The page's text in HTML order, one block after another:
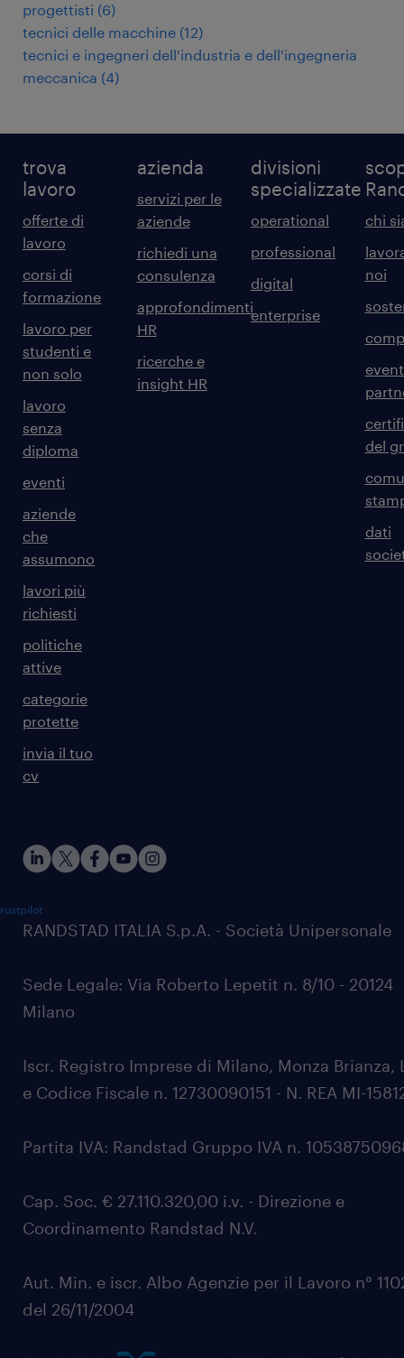
progettisti (6)
tecnici delle macchine (12)
tecnici e ingegneri dell'industria e dell'ingegneria
meccanica (4)
trova
lavoro
offerte di
lavoro
corsi di
formazione
lavoro per
studenti e
non solo
lavoro
senza
diploma
eventi
aziende
che
assumono
lavori più
richiesti
politiche
attive
categorie
protette
invia il tuo
cv
azienda
servizi per le
aziende
richiedi una
consulenza
approfondimenti
HR
ricerche e
insight HR
divisioni
specializzate
operational
professional
digital
enterprise
chi
noi
del
dati
RANDSTAD ITALIA S.p.A. - Società Unipersonale
Sede Legale: Via Roberto Lepetit n. 8/10 - 20124
Milano
Iscr. Registro Imprese di Milano, Monza Brianza,
e Codice Fiscale n. 12730090151 - N. REA MI-
Partita IVA: Randstad Gruppo IVA n.
Cap. Soc. € 27.110.320,00 i.v. - Direzione e
Coordinamento Randstad N.V.
Aut. Min. e iscr. Albo Agenzie per il Lavoro n°
del 26/11/2004